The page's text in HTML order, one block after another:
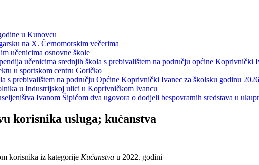
u Kunovcu
na X. Černomorskim večerima
učenicima osnovne škole
učenicima srednjih škola s prebivalištem na području općine Koprivnički
u sportskom centru Goričko
s prebivalištem na području Općine Koprivnički Ivanec za školsku godinu
u Industrijskoj ulici u Koprivničkom Ivancu
Ivanom Šipićom dva ugovora o dodjeli bespovratnih sredstava u
korisnika usluga; kućanstva
korisnika iz kategorije Kućanstva u 2022. godini